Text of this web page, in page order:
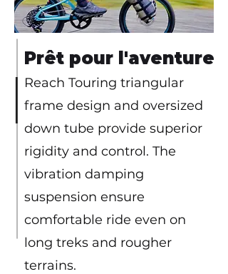
Prêt pour l'aventure
Reach Touring triangular
frame design and oversized
down tube provide superior
rigidity and control. The
vibration damping
suspension ensure
comfortable ride even on
long treks and rougher
terrains.